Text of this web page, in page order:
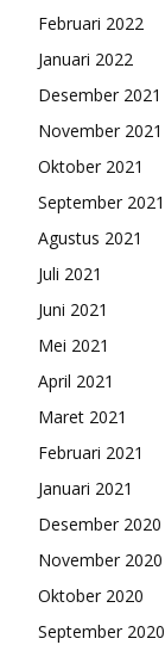
Februari 2022
Januari 2022
Desember 2021
November 2021
Oktober 2021
September 2021
Agustus 2021
Juli 2021
Juni 2021
Mei 2021
April 2021
Maret 2021
Februari 2021
Januari 2021
Desember 2020
November 2020
Oktober 2020
September 2020